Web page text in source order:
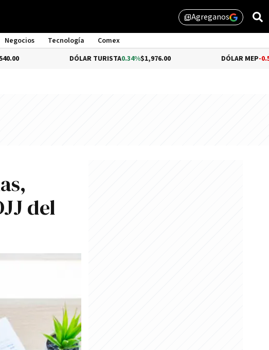
library_addAgreganos
Negocios Tecnología
Comex
DÓLAR TURISTA0.34%$1,976.00 -0.54%
del